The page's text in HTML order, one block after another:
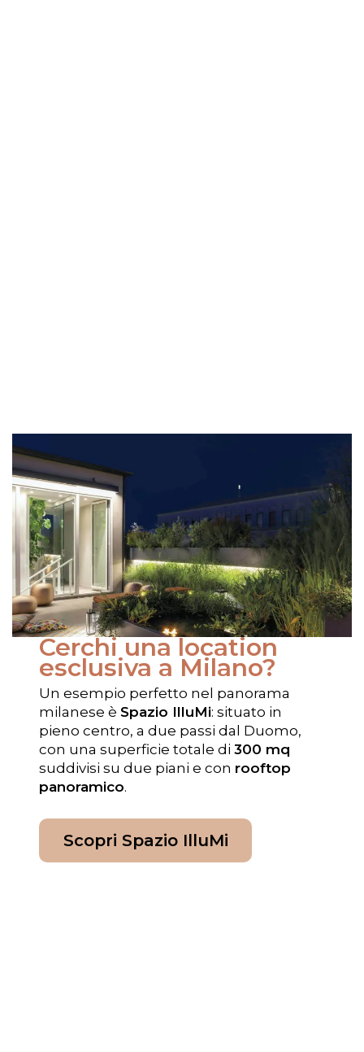
Cerchi una location
esclusiva a Milano?
Un esempio perfetto nel panorama
milanese è Spazio IlluMi: situato in
pieno centro, a due passi dal Duomo,
con una superficie totale di300 mq
suddivisi su due piani e con rooftop
panoramico.
Scopri Spazio IlluMi